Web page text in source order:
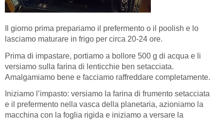
Il giorno prima prepariamo il prefermento o il poolish e lo
lasciamo maturare in frigo per circa 20-24 ore.
Prima di impastare, portiamo a bollore 500 g di acqua e li
versiamo sulla farina di lenticchie ben setacciata.
Amalgamiamo bene e facciamo raffreddare completamente.
Iniziamo l’impasto: versiamo la farina di frumento setacciata
e il prefermento nella vasca della planetaria, azioniamo la
macchina con la foglia rigida e iniziamo a versare la